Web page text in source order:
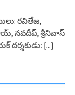
రవితేజ,
నవదీప్, శ్రీనివాస్
[...]